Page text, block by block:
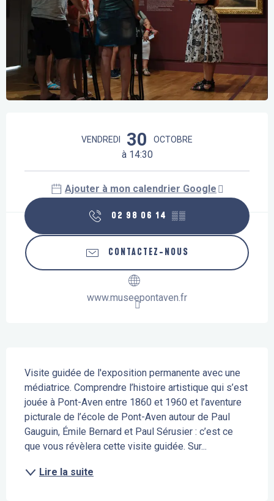
VENDREDI 30 OCTOBRE
à 14:30
Ajouter à mon calendrier Google
02 98 06 14 ▒▒
CONTACTEZ-NOUS
www.museepontaven.fr
Visite guidée de l'exposition permanente avec une
médiatrice. Comprendre l’histoire artistique qui s’est
jouée à Pont-Aven entre 1860 et 1960 et l’aventure
picturale de l’école de Pont-Aven autour de Paul
Gauguin, Émile Bernard et Paul Sérusier : c’est ce
que vous révèlera cette visite guidée. Sur...
Lire la suite